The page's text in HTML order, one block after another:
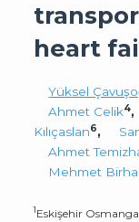
heart
Yüksel
Ahmet Celik4,
Kılıçaslan6,
Ahmet
Mehmet
1Eskişehir